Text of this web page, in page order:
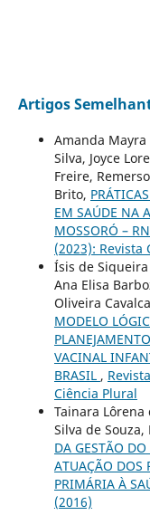
Artigos
Amanda Mayra
Silva, Joyce
Freire,
Brito,
EM SAÚDE NA
MOSSORÓ – RN
(2023): Revista
Ísis de
Ana Elisa
Oliveira
MODELO
VACINAL
BRASIL ,
Ciência Plural
Tainara Lôrena
Silva de
DA GESTÃO
ATUAÇÃO DOS
PRIMÁRIA À
(2016)